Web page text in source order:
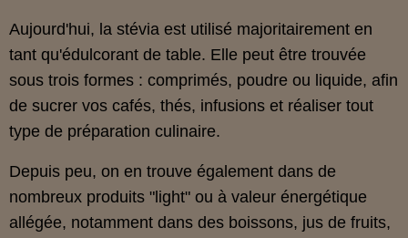
Aujourd'hui, la stévia est utilisé majoritairement en
tant qu'édulcorant de table. Elle peut être trouvée
sous trois formes : comprimés, poudre ou liquide, afin
de sucrer vos cafés, thés, infusions et réaliser tout
type de préparation culinaire.
Depuis peu, on en trouve également dans de
nombreux produits "light" ou à valeur énergétique
allégée, notamment dans des boissons, jus de fruits,